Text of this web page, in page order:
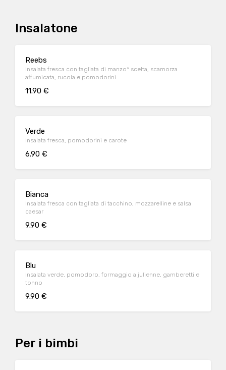
Insalatone
Reebs
Insalata fresca con tagliata di manzo* scelta, scamorza
affumicata, rucola e pomodorini
11.90 €
Verde
Insalata fresca, pomodorini e carote
6.90 €
Bianca
Insalata fresca con tagliata di tacchino, mozzarelline e salsa
caesar
9.90 €
Blu
Insalata verde, pomodoro, formaggio a julienne, gamberetti e
tonno
9.90 €
Per i bimbi